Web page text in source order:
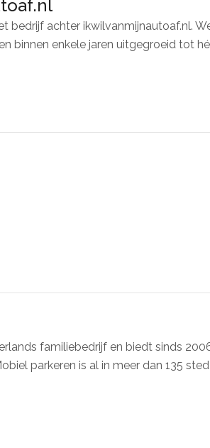
bedrijf achter ikwilvanmijnautoaf.nl.
binnen enkele jaren uitgegroeid tot
familiebedrijf en biedt sinds
parkeren is al in meer dan 135